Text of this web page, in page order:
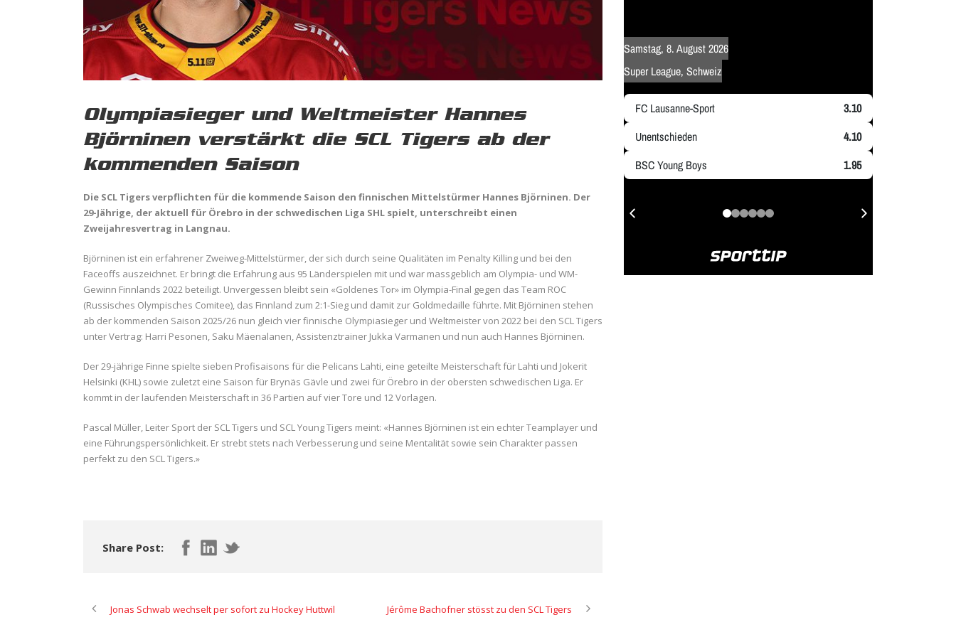
Olympiasieger und Weltmeister Hannes
Björninen verstärkt die SCL Tigers ab der
kommenden Saison
Die SCL Tigers verpflichten für die kommende Saison den finnischen Mittelstürmer Hannes Björninen. Der
29-Jährige, der aktuell für Örebro in der schwedischen Liga SHL spielt, unterschreibt einen
Zweijahresvertrag in Langnau.
Björninen ist ein erfahrener Zweiweg-Mittelstürmer, der sich durch seine Qualitäten im Penalty Killing und bei den
Faceoffs auszeichnet. Er bringt die Erfahrung aus 95 Länderspielen mit und war massgeblich am Olympia- und WM-
Gewinn Finnlands 2022 beteiligt. Unvergessen bleibt sein «Goldenes Tor» im Olympia-Final gegen das Team ROC
(Russisches Olympisches Comitee), das Finnland zum 2:1-Sieg und damit zur Goldmedaille führte. Mit Björninen stehen
ab der kommenden Saison 2025/26 nun gleich vier finnische Olympiasieger und Weltmeister von 2022 bei den SCL Tigers
unter Vertrag: Harri Pesonen, Saku Mäenalanen, Assistenztrainer Jukka Varmanen und nun auch Hannes Björninen.
Der 29-jährige Finne spielte sieben Profisaisons für die Pelicans Lahti, eine geteilte Meisterschaft für Lahti und Jokerit
Helsinki (KHL) sowie zuletzt eine Saison für Brynäs Gävle und zwei für Örebro in der obersten schwedischen Liga. Er
kommt in der laufenden Meisterschaft in 36 Partien auf vier Tore und 12 Vorlagen.
Pascal Müller, Leiter Sport der SCL Tigers und SCL Young Tigers meint: «Hannes Björninen ist ein echter Teamplayer und
eine Führungspersönlichkeit. Er strebt stets nach Verbesserung und seine Mentalität sowie sein Charakter passen
perfekt zu den SCL Tigers.»
Share Post:
Jonas Schwab wechselt per sofort zu Hockey Huttwil Jérôme Bachofner stösst zu den SCL Tigers